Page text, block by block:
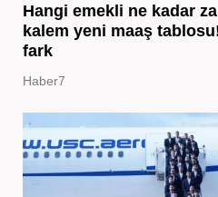
Hangi emekli ne kadar
kalem yeni maaş
fark
Haber7